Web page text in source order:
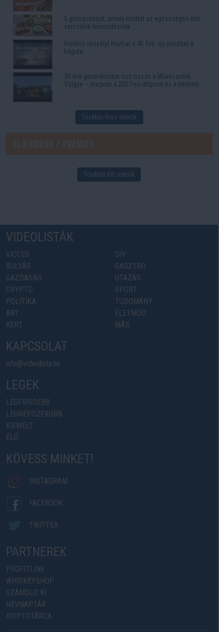
5 görög recept, amely mellett az egészséges étel
sem tűnik lemondásnak
Halálos veszélyt hozhat a 40 fok: így jelezhet a
hőguta
35 éve generációkat hoz össze a Művészetek
Völgye – megvan a 2027-es időpont és a bérletár
További friss videók
További élő videók
VIDEOLISTÁK
VICCES
BULVÁR
GAZDASÁG
CRYPTO
POLITIKA
ART
KERT
DIY
GASZTRO
UTAZÁS
SPORT
TUDOMÁNY
ÉLETMÓD
MÁS
KAPCSOLAT
info@videolista.hu
LEGEK
LEGFRISSEBB
LEGNÉPSZERŰBB
KIEMELT
ÉLŐ
KÖVESS MINKET!
INSTAGRAM
FACEBOOK
TWITTER
PARTNEREK
PROFITLINE
WHISKEYSHOP
SZÁMOLD KI
NÉVNAPTÁR
KRIPTOTÁRCA